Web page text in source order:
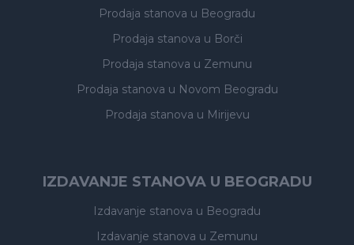
Prodaja stanova u Beogradu
Prodaja stanova u Borči
Prodaja stanova u Zemunu
Prodaja stanova u Novom Beogradu
Prodaja stanova u Mirijevu
IZDAVANJE STANOVA U BEOGRADU
Izdavanje stanova u Beogradu
Izdavanje stanova u Zemunu